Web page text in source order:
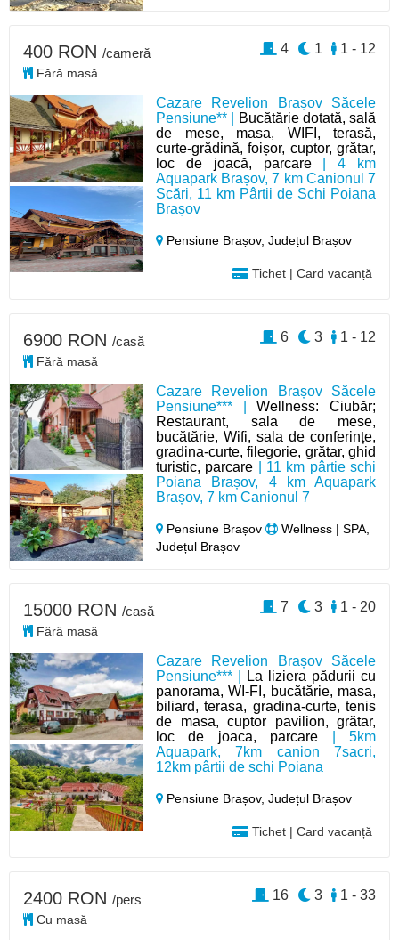
Cazare Revelion Brașov Săcele
Pensiune** |
Bucătărie dotată, sală
de mese, masa, WIFI, terasă,
curte-grădină, foișor, cuptor, grătar,
loc de joacă, parcare| 4 km
Aquapark Brașov, 7 km Canionul 7
Scări, 11 km Pârtii de Schi Poiana
Brașov
Pensiune Brașov,Județul Brașov
Tichet | Card vacanță
400 RON /cameră
Fără masă
1 - 12
1
4
Cazare Revelion Brașov Săcele
Pensiune*** |Wellness: Ciubăr;
Restaurant, sala de mese,
bucătărie, Wifi, sala de conferințe,
gradina-curte, filegorie, grătar, ghid
turistic, parcare | 11 km pârtie schi
Poiana Brașov, 4 km Aquapark
Brașov, 7 km Canionul 7
Pensiune Brașov
Wellness | SPA,
Județul Brașov
6900 RON /casă
Fără masă
1 - 12
3
6
Cazare Revelion Brașov Săcele
Pensiune*** |
La liziera pădurii cu
panorama, WI-FI, bucătărie, masa,
biliard, terasa, gradina-curte, tenis
de masa, cuptor pavilion, grătar,
loc de joaca, parcare | 5km
Aquapark, 7km canion 7sacri,
12km pârtii de schi Poiana
Pensiune Brașov,Județul Brașov
Tichet | Card vacanță
15000 RON /casă
Fără masă
1 - 20
3
7
2400 RON /pers
Cu masă
1 - 33
3
16